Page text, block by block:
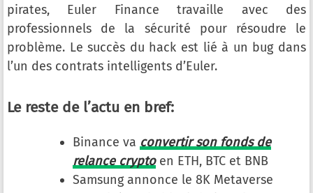
pirates, Euler Finance travaille avec des
professionnels de la sécurité pour résoudre le
problème. Le succès du hack est lié à un bug dans
l’un des contrats intelligents d’Euler.
Le reste de l’actu en bref:
Binance va convertir son fonds de
relance cryptoen ETH, BTC et BNB
Samsung annonce le 8K Metaverse